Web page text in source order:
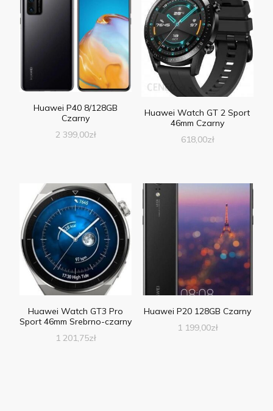
Huawei P40 8/128GB
Czarny
2 399,00zł
Huawei Watch GT 2 Sport
46mm Czarny
618,00zł
Huawei Watch GT3 Pro
Sport 46mm Srebrno-czarny
1 201,75zł
Huawei P20 128GB Czarny
1 199,00zł